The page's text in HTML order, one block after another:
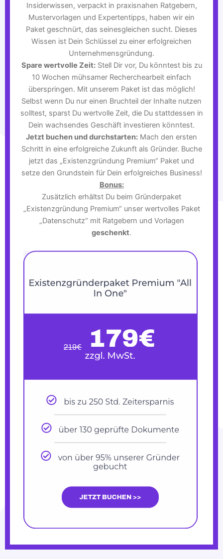
Insiderwissen, verpackt in praxisnahen Ratgebern,
Mustervorlagen und Expertentipps, haben wir ein
Paket geschnürt, das seinesgleichen sucht. Dieses
Wissen ist Dein Schlüssel zu einer erfolgreichen
Unternehmensgründung.
Spare wertvolle Zeit:Stell Dir vor, Du könntest bis zu
10 Wochen mühsamer Recherchearbeit einfach
überspringen. Mit unserem Paket ist das möglich!
Selbst wenn Du nur einen Bruchteil der Inhalte nutzen
solltest, sparst Du wertvolle Zeit, die Du stattdessen in
Dein wachsendes Geschäft investieren könntest.
Jetzt buchen und durchstarten: Mach den ersten
Schritt in eine erfolgreiche Zukunft als Gründer. Buche
jetzt das „Existenzgründung Premium“ Paket und
setze den Grundstein für Dein erfolgreiches Business!
Bonus:
Zusätzlich erhältst Du beim Gründerpaket
„Existenzgründung Premium“ unser wertvolles Paket
„Datenschutz“ mit Ratgebern und Vorlagen
geschenkt.